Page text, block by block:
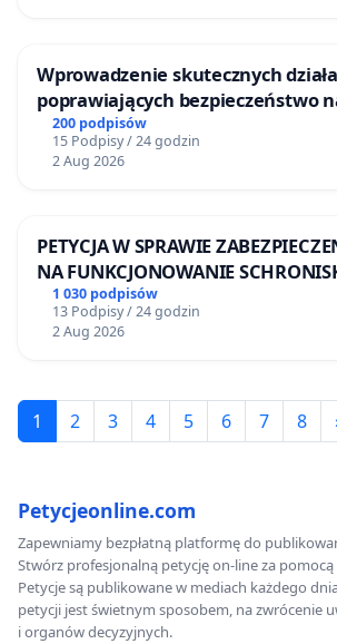
Wprowadzenie skutecznych
poprawiających bezpieczeństwo
Żeromskiego w Otwocku
200 podpisów
15 Podpisy / 24 godzin
2 Aug 2026
PETYCJA W SPRAWIE
NA FUNKCJONOWANIE
BEZDOMNYCH ZWIERZĄT W
1 030 podpisów
13 Podpisy / 24 godzin
2 Aug 2026
1 2 3 4 5 6 7 8
Petycjeonline.com
Zapewniamy bezpłatną platformę do
Stwórz profesjonalną petycję on-line za
Petycje są publikowane w mediach każdego
petycji jest świetnym sposobem, na zwrócenie
i organów decyzyjnych.